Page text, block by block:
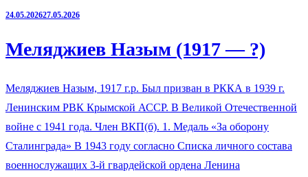
24.05.202627.05.2026
Меляджиев Назым (1917 — ?)
Меляджиев Назым, 1917 г.р. Был призван в РККА в 1939 г.
Ленинским РВК Крымской АССР. В Великой Отечественной
войне с 1941 года. Член ВКП(б). 1. Медаль «За оборону
Сталинграда» В 1943 году согласно Списка личного состава
военнослужащих 3-й гвардейской ордена Ленина